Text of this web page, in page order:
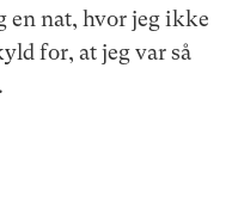
en nat, hvor jeg ikke
for, at jeg var så